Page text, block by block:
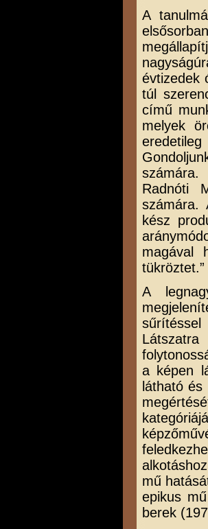
A
évtizedek
túl
című
melyek
Radnóti
számára.
kész
magával
tükröztet.”
A
a képen
látható
mű
epikus
berek